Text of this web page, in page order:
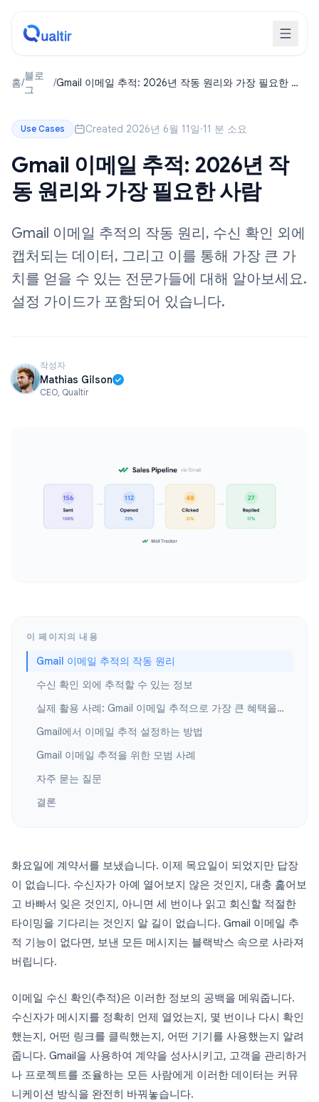
홈/
블로
그
/Gmail 이메일 추적: 2026년 작동 원리와 가장 필요한 사
Use Cases Created 2026년 6월 11일·11 분 소요
Gmail 이메일 추적: 2026년 작
동 원리와 가장 필요한 사람
Gmail 이메일 추적의 작동 원리, 수신 확인 외에
캡처되는 데이터, 그리고 이를 통해 가장 큰 가
치를 얻을 수 있는 전문가들에 대해 알아보세요.
설정 가이드가 포함되어 있습니다.
작성자
Mathias Gilson
CEO, Qualtir
이 페이지의 내용
Gmail 이메일 추적의 작동 원리
수신 확인 외에 추적할 수 있는 정보
실제 활용 사례: Gmail 이메일 추적으로 가장 큰 혜택을 보는 사람
Gmail에서 이메일 추적 설정하는 방법
Gmail 이메일 추적을 위한 모범 사례
자주 묻는 질문
결론
화요일에 계약서를 보냈습니다. 이제 목요일이 되었지만 답장
이 없습니다. 수신자가 아예 열어보지 않은 것인지, 대충 훑어보
고 바빠서 잊은 것인지, 아니면 세 번이나 읽고 회신할 적절한
타이밍을 기다리는 것인지 알 길이 없습니다. Gmail 이메일 추
적 기능이 없다면, 보낸 모든 메시지는 블랙박스 속으로 사라져
버립니다.
이메일 수신 확인(추적)은 이러한 정보의 공백을 메워줍니다.
수신자가 메시지를 정확히 언제 열었는지, 몇 번이나 다시 확인
했는지, 어떤 링크를 클릭했는지, 어떤 기기를 사용했는지 알려
줍니다. Gmail을 사용하여 계약을 성사시키고, 고객을 관리하거
나 프로젝트를 조율하는 모든 사람에게 이러한 데이터는 커뮤
니케이션 방식을 완전히 바꿔놓습니다.